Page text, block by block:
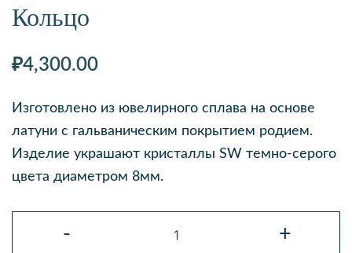
Кольцо
₽4,300.00
Изготовлено из ювелирного сплава на основе
латуни с гальваническим покрытием родием.
Изделие украшают кристаллы SW темно-серого
цвета диаметром 8мм.
-
товара
+